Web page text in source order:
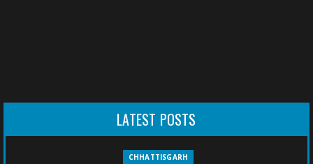
LATEST POSTS
CHHATTISGARH